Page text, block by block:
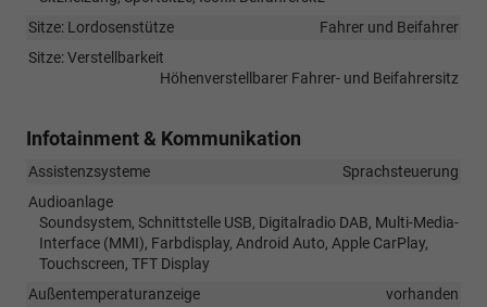
Sitze: Lordosenstütze
Fahrer und Beifahrer
Sitze: Verstellbarkeit
Höhenverstellbarer Fahrer- und Beifahrersitz
Infotainment & Kommunikation
Assistenzsysteme
Sprachsteuerung
Audioanlage
Soundsystem, Schnittstelle USB, Digitalradio DAB, Multi-Media-
Interface (MMI), Farbdisplay, Android Auto, Apple CarPlay,
Touchscreen, TFT Display
Außentemperaturanzeige
vorhanden